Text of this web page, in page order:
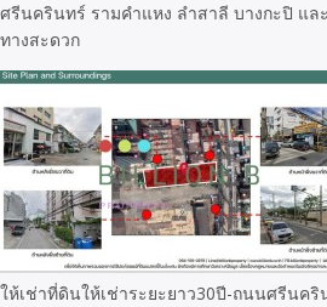
ศรีนครินทร์ รามคำแหง ลำสาลี บางกะปิ แล
ทางสะดวก
ให้เช่าที่ดินให้เช่าระยะยาว30ปี-ถนนศรีนค